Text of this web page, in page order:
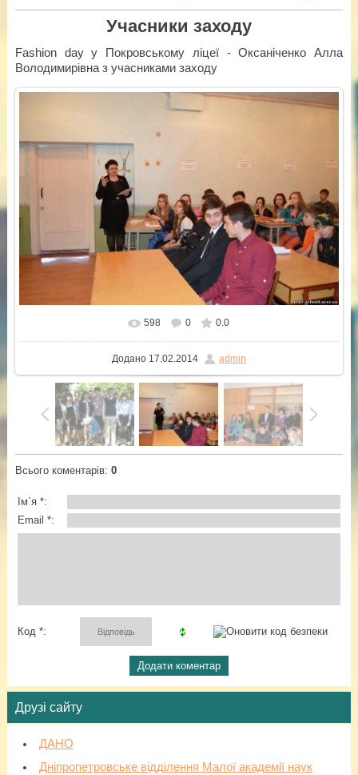
Учасники заходу
Fashion day у Покровському ліцеї - Оксаніченко Алла
Володимирівна з учасниками заходу
У реальному розмірі 1024x681
598 0 0.0
Додано17.02.2014 admin
Всього коментарів: 0
Ім`я *:
Email *:
Код *:
Друзі сайту
ДАНО
Дніпропетровське відділення Малої академії наук